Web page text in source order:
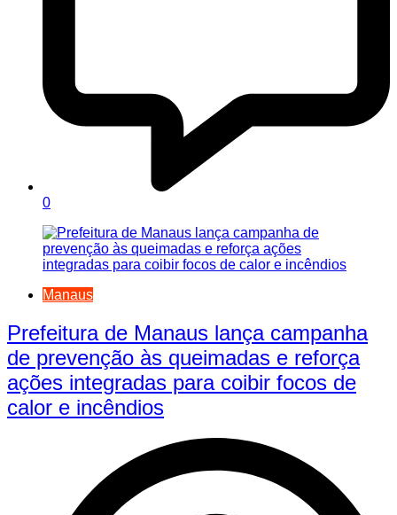
0
Manaus
Prefeitura de Manaus lança campanha
de prevenção às queimadas e reforça
ações integradas para coibir focos de
calor e incêndios